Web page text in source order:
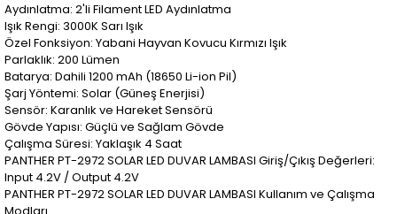
Aydınlatma: 2'li Filament LED Aydınlatma
Işık Rengi: 3000K Sarı Işık
Özel Fonksiyon: Yabani Hayvan Kovucu Kırmızı Işık
Parlaklık: 200 Lümen
Batarya: Dahili 1200 mAh (18650 Li-ion Pil)
Şarj Yöntemi: Solar (Güneş Enerjisi)
Sensör: Karanlık ve Hareket Sensörü
Gövde Yapısı: Güçlü ve Sağlam Gövde
Çalışma Süresi: Yaklaşık 4 Saat
PANTHER PT-2972 SOLAR LED DUVAR LAMBASI Giriş/Çıkış Değerleri:
Input 4.2V / Output 4.2V
PANTHER PT-2972 SOLAR LED DUVAR LAMBASI Kullanım ve Çalışma